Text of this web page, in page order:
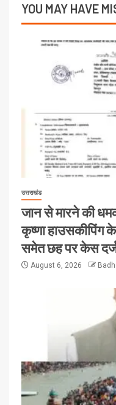
YOU MAY HAVE
उत्तराखंड
जान से मारने की
कृष्णा हाउसकीपिंग
समेत छह पर केस
August 6, 2026